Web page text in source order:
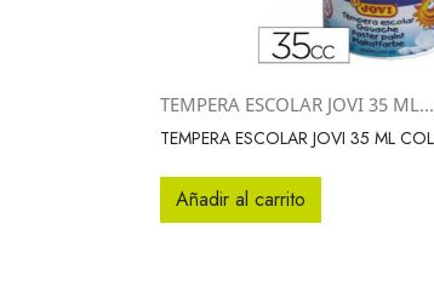
 Vista rápida
TEMPERA ESCOLAR JOVI 35 ML...
TEMPERA ESCOLAR JOVI 35 ML
Añadir al carrito